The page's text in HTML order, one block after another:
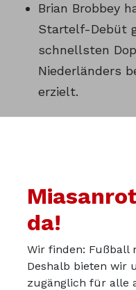
Brian Brobbey
Startelf-Debüt
schnellsten
Niederländers
erzielt.
Spieler des FC
Manuel Neuer
tun und wäre beim
vielleicht da, doch
da!
Wir finden: Fußball
Deshalb bieten wir
zugänglich für alle